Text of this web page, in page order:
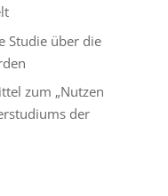
Studie über die
zum „Nutzen
der